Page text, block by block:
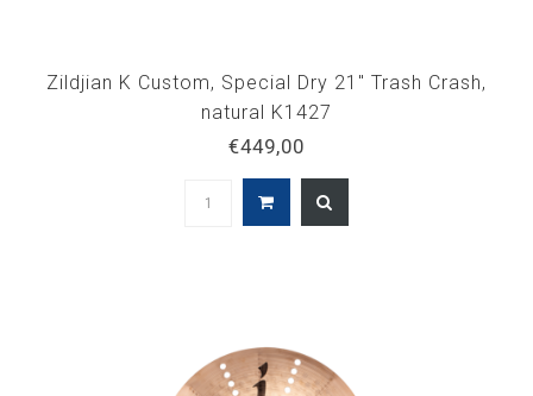
Zildjian K Custom, Special Dry 21" Trash Crash,
natural K1427
€449,00